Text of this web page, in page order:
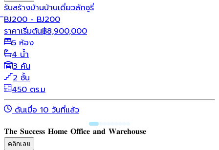
รับสร้างบ้านบ้านเดี่ยวลักชูรี่
ิBJ200 - BJ200
ราคาเริ่มต้น฿8,900,000
5 ห้อง
4 น้ำ
3 คัน
2 ชั้น
450 ตร.ม
ดันเมื่อ 10 วันที่แล้ว
𝐓𝐡𝐞 𝐒𝐮𝐜𝐜𝐞𝐬𝐬 𝐇𝐨𝐦𝐞 𝐎𝐟𝐟𝐢𝐜𝐞 𝐚𝐧𝐝 𝐖𝐚𝐫𝐞𝐡𝐨𝐮𝐬𝐞
คลิกเลย